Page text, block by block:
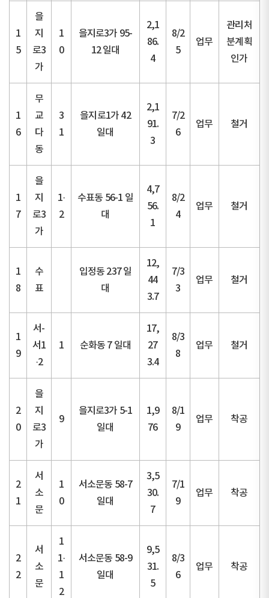
1
5
을
지
로3
가
1
0
을지로3가 95-
12 일대
2,1
86.
4
8/2
5
업무
관리처
분계획
인가
1
6
무
교
다
동
3
1
을지로1가 42
일대
2,1
91.
3
7/2
6
업무 철거
1
7
을
지
로3
가
1·
2
수표동 56-1 일
대
4,7
56.
1
8/2
4
업무 철거
1
8
수
표
입정동 237 일
대
12,
44
3.7
7/3
3
업무 철거
1
9
서-
서1
·2
1 순화동 7 일대
17,
27
3.4
8/3
8
업무 철거
2
0
을
지
로3
가
9
을지로3가 5-1
일대
1,9
76
8/1
9
업무 착공
2
1
서
소
문
1
0
서소문동 58-7
일대
3,5
30.
7
7/1
9
업무 착공
2
2
서
소
문
1
1·
1
2
서소문동 58-9
일대
9,5
31.
5
8/3
6
업무 착공